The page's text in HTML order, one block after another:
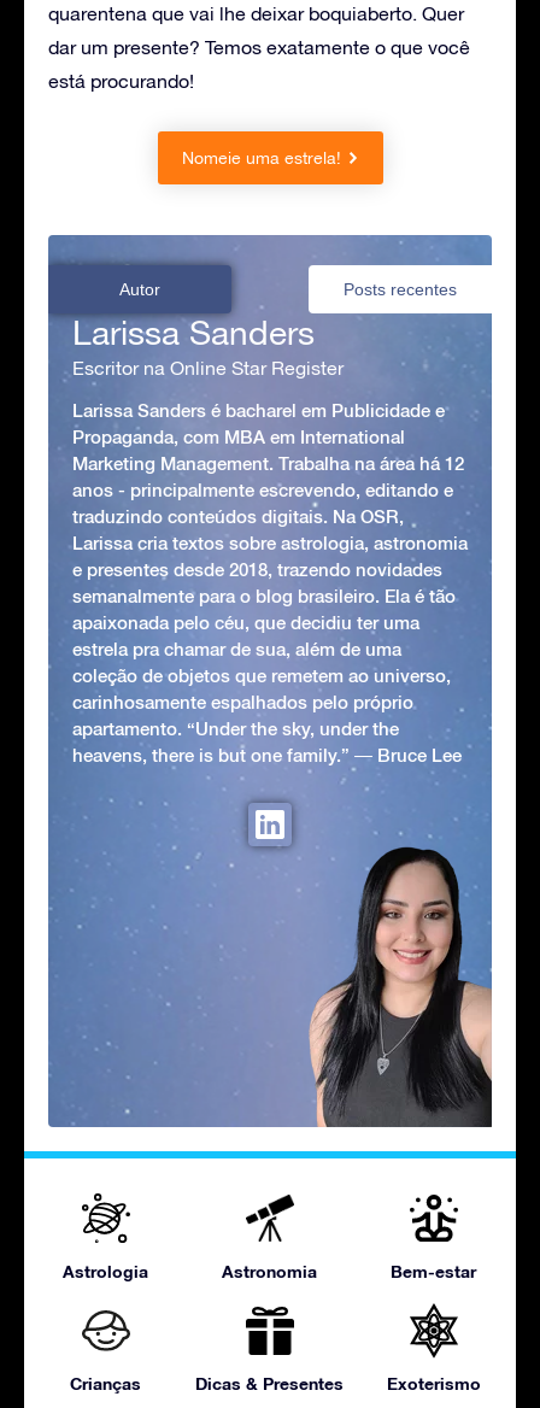
quarentena que vai lhe deixar boquiaberto. Quer
dar um presente? Temos exatamente o que você
está procurando!
Nomeie uma estrela!
Autor Posts recentes
Larissa Sanders
Escritor na Online Star Register
Larissa Sanders é bacharel em Publicidade e
Propaganda, com MBA em International
Marketing Management. Trabalha na área há 12
anos - principalmente escrevendo, editando e
traduzindo conteúdos digitais. Na OSR,
Larissa cria textos sobre astrologia, astronomia
e presentes desde 2018, trazendo novidades
semanalmente para o blog brasileiro. Ela é tão
apaixonada pelo céu, que decidiu ter uma
estrela pra chamar de sua, além de uma
coleção de objetos que remetem ao universo,
carinhosamente espalhados pelo próprio
apartamento. “Under the sky, under the
heavens, there is but one family.” ― Bruce Lee
Astrologia Astronomia Bem-estar
Crianças Dicas & Presentes Exoterismo